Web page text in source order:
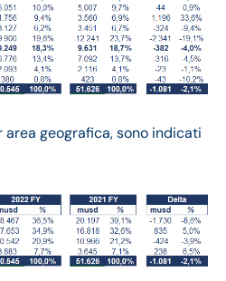
geografica, sono indicati